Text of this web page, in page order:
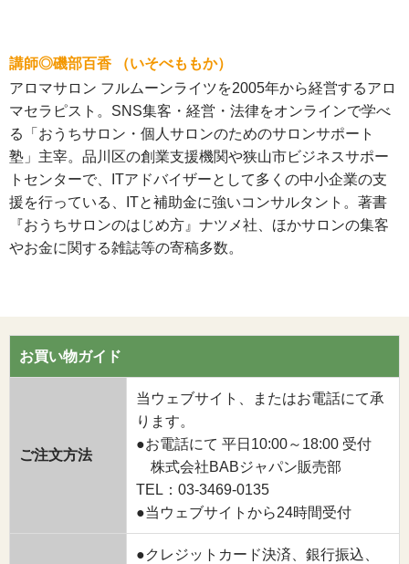
講師◎磯部百香 （いそべももか）
アロマサロン フルムーンライツを2005年から経営するアロ
マセラピスト。SNS集客・経営・法律をオンラインで学べ
る「おうちサロン・個人サロンのためのサロンサポート
塾」主宰。品川区の創業支援機関や狭山市ビジネスサポー
トセンターで、ITアドバイザーとして多くの中小企業の支
援を行っている、ITと補助金に強いコンサルタント。著書
『おうちサロンのはじめ方』ナツメ社、ほかサロンの集客
やお金に関する雑誌等の寄稿多数。
お買い物ガイド
ご注文方法
当ウェブサイト、またはお電話にて承
ります。
●お電話にて 平日10:00～18:00 受付
株式会社BABジャパン販売部
TEL：03-3469-0135
●当ウェブサイトから24時間受付
●クレジットカード決済、銀行振込、